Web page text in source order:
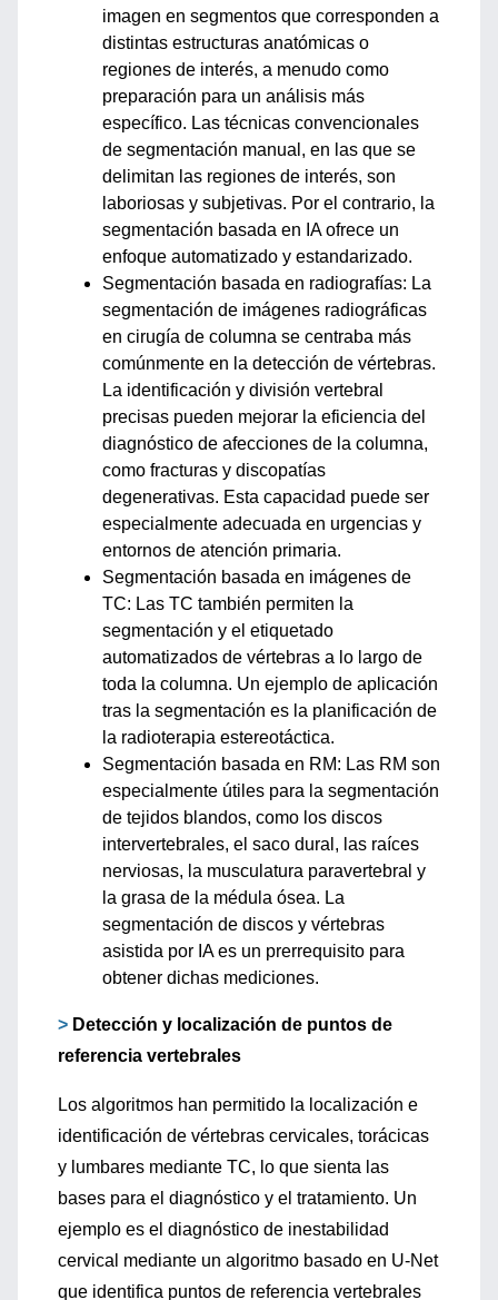
imagen en segmentos que corresponden a
distintas estructuras anatómicas o
regiones de interés, a menudo como
preparación para un análisis más
específico. Las técnicas convencionales
de segmentación manual, en las que se
delimitan las regiones de interés, son
laboriosas y subjetivas. Por el contrario, la
segmentación basada en IA ofrece un
enfoque automatizado y estandarizado.
Segmentación basada en radiografías: La
segmentación de imágenes radiográficas
en cirugía de columna se centraba más
comúnmente en la detección de vértebras.
La identificación y división vertebral
precisas pueden mejorar la eficiencia del
diagnóstico de afecciones de la columna,
como fracturas y discopatías
degenerativas. Esta capacidad puede ser
especialmente adecuada en urgencias y
entornos de atención primaria.
Segmentación basada en imágenes de
TC: Las TC también permiten la
segmentación y el etiquetado
automatizados de vértebras a lo largo de
toda la columna. Un ejemplo de aplicación
tras la segmentación es la planificación de
la radioterapia estereotáctica.
Segmentación basada en RM: Las RM son
especialmente útiles para la segmentación
de tejidos blandos, como los discos
intervertebrales, el saco dural, las raíces
nerviosas, la musculatura paravertebral y
la grasa de la médula ósea. La
segmentación de discos y vértebras
asistida por IA es un prerrequisito para
obtener dichas mediciones.
> Detección y localización de puntos de
referencia vertebrales
Los algoritmos han permitido la localización e
identificación de vértebras cervicales, torácicas
y lumbares mediante TC, lo que sienta las
bases para el diagnóstico y el tratamiento. Un
ejemplo es el diagnóstico de inestabilidad
cervical mediante un algoritmo basado en U-Net
que identifica puntos de referencia vertebrales